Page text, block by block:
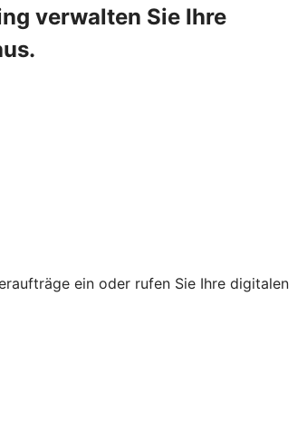
verwalten Sie Ihre
ein oder rufen Sie Ihre digitalen